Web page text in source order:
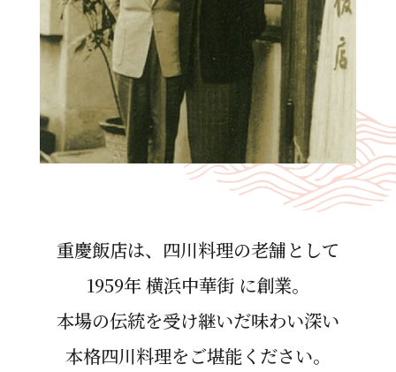
重慶飯店は、四川料理の⽼舗として
1959年 横浜中華街 に創業。
本場の伝統を受け継いだ味わい深い
本格四川料理をご堪能ください。